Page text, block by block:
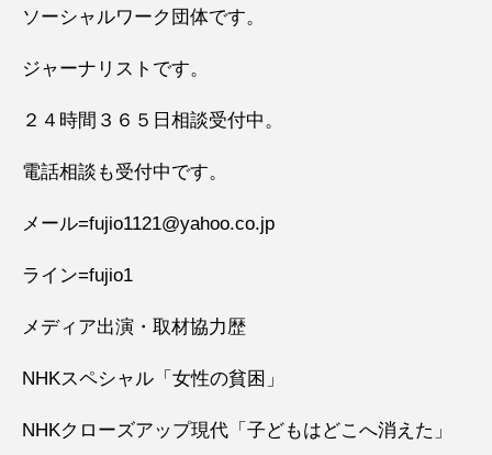
ソーシャルワーク団体です。
ジャーナリストです。
２４時間３６５日相談受付中。
電話相談も受付中です。
メール=fujio1121@yahoo.co.jp
ライン=fujio1
メディア出演・取材協力歴
NHKスペシャル「女性の貧困」
NHKクローズアップ現代「子どもはどこへ消えた」